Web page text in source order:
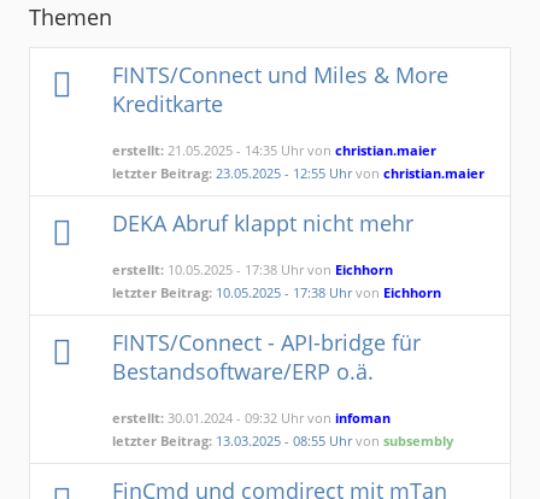
Themen
FINTS/Connect und Miles & More
Kreditkarte
erstellt: 21.05.2025 - 14:35 Uhr vonchristian.maier
letzter Beitrag: 23.05.2025 - 12:55 Uhrvonchristian.maier
DEKA Abruf klappt nicht mehr
erstellt: 10.05.2025 - 17:38 Uhr von Eichhorn
letzter Beitrag: 10.05.2025 - 17:38 Uhrvon Eichhorn
FINTS/Connect - API-bridge für
Bestandsoftware/ERP o.ä.
erstellt: 30.01.2024 - 09:32 Uhr voninfoman
letzter Beitrag: 13.03.2025 - 08:55 Uhrvonsubsembly
FinCmd und comdirect mit mTan